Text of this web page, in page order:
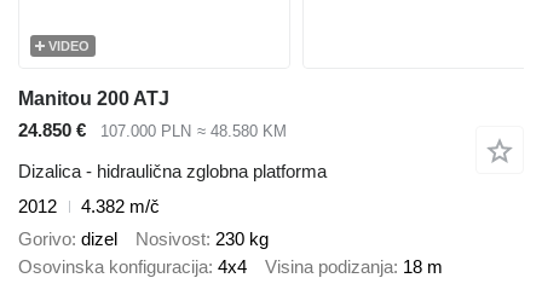
VIDEO
Manitou 200 ATJ
24.850 €
107.000 PLN ≈ 48.580 KM
Dizalica - hidraulična zglobna platforma
2012
4.382 m/č
Gorivo dizel Nosivost 230 kg
Osovinska konfiguracija 4x4 Visina podizanja 18 m